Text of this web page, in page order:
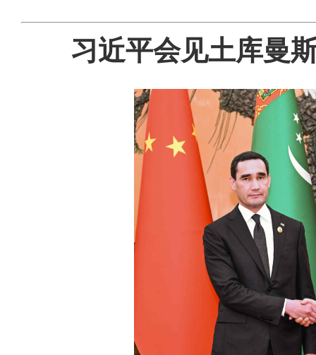
习近平会见土库曼